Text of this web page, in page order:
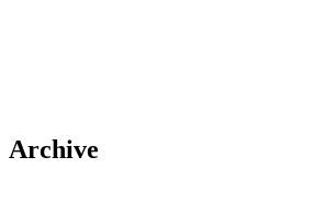
Archive